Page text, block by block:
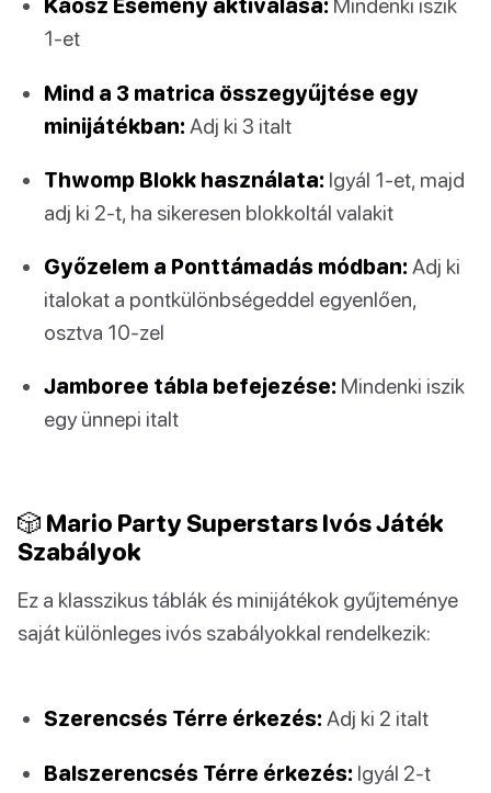
Káosz Esemény aktiválása: Mindenki iszik
1-et
Mind a 3 matrica összegyűjtése egy
minijátékban: Adj ki 3 italt
Thwomp Blokk használata: Igyál 1-et, majd
adj ki 2-t, ha sikeresen blokkoltál valakit
Győzelem a Ponttámadás módban: Adj ki
italokat a pontkülönbségeddel egyenlően,
osztva 10-zel
Jamboree tábla befejezése: Mindenki iszik
egy ünnepi italt
🎲 Mario Party Superstars Ivós Játék
Szabályok
Ez a klasszikus táblák és minijátékok gyűjteménye
saját különleges ivós szabályokkal rendelkezik:
Szerencsés Térre érkezés: Adj ki 2 italt
Balszerencsés Térre érkezés: Igyál 2-t